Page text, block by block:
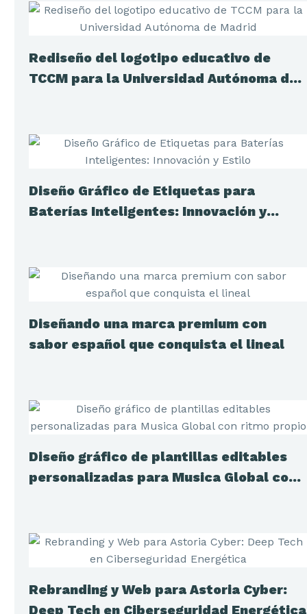
Rediseño del logotipo educativo de
TCCM para la Universidad Autónoma de
Diseño Gráfico de Etiquetas para
Baterías Inteligentes: Innovación y
Diseñando una marca premium con
sabor español que conquista el lineal
Diseño gráfico de plantillas editables
personalizadas para Musica Global con
Rebranding y Web para Astoria Cyber:
Deep Tech en Ciberseguridad Energética